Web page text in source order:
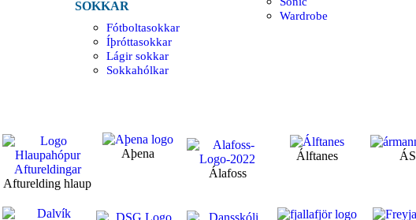
SOKKAR
Fótboltasokkar
Íþróttasokkar
Lágir sokkar
Sokkahólkar
Wardrobe
Afturelding hlaup
Aþena
Álafoss
Álftanes
ÁS